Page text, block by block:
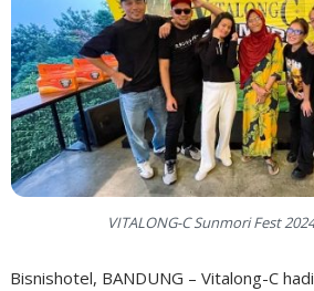
VITALONG-C Sunmori Fest
Bisnishotel, BANDUNG – Vitalong-C